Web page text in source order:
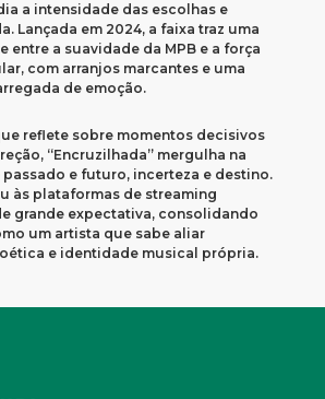
a intensidade das escolhas e
Lançada em 2024, a faixa traz uma
entre a suavidade da MPB e a força
com arranjos marcantes e uma
de emoção.
reflete sobre momentos decisivos
“Encruzilhada” mergulha na
e futuro, incerteza e destino.
às plataformas de streaming
grande expectativa, consolidando
um artista que sabe aliar
e identidade musical própria.